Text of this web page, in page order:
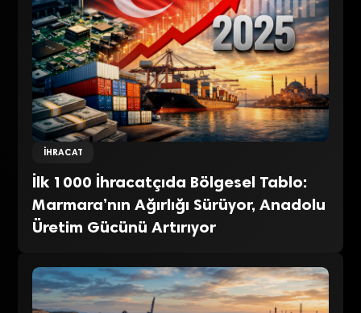
İHRACAT
İlk 1000 İhracatçıda Bölgesel Tablo:
Marmara’nın Ağırlığı Sürüyor, Anadolu
Üretim Gücünü Artırıyor